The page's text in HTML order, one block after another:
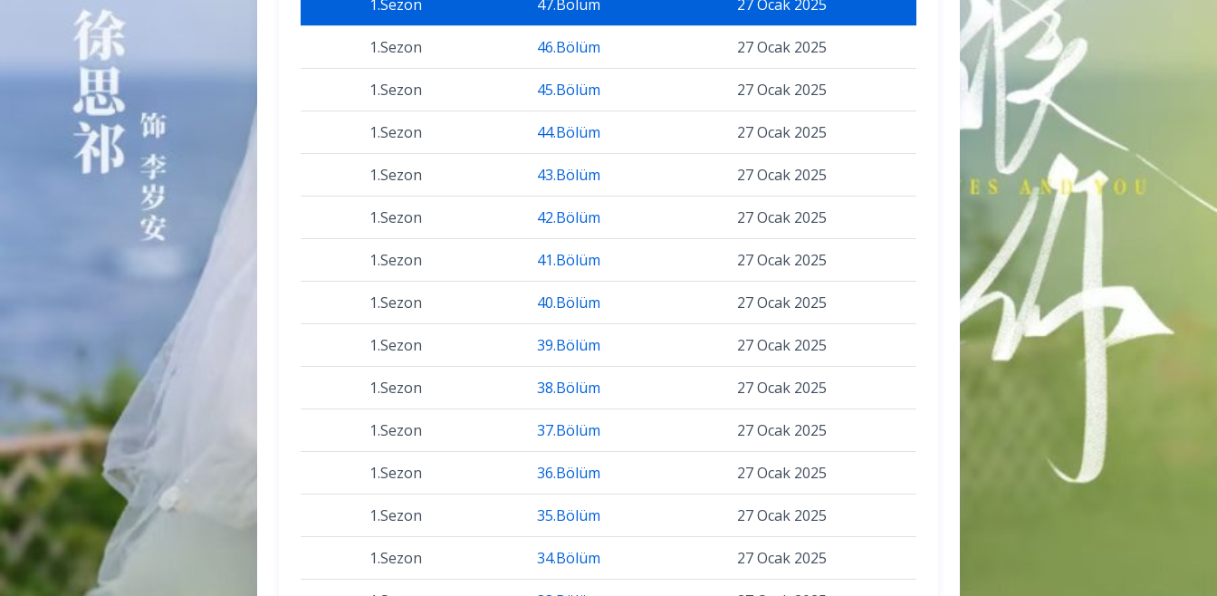
1.Sezon 47.Bölüm 27 Ocak 2025
1.Sezon 46.Bölüm 27 Ocak 2025
1.Sezon 45.Bölüm 27 Ocak 2025
1.Sezon 44.Bölüm 27 Ocak 2025
1.Sezon 43.Bölüm 27 Ocak 2025
1.Sezon 42.Bölüm 27 Ocak 2025
1.Sezon 41.Bölüm 27 Ocak 2025
1.Sezon 40.Bölüm 27 Ocak 2025
1.Sezon 39.Bölüm 27 Ocak 2025
1.Sezon 38.Bölüm 27 Ocak 2025
1.Sezon 37.Bölüm 27 Ocak 2025
1.Sezon 36.Bölüm 27 Ocak 2025
1.Sezon 35.Bölüm 27 Ocak 2025
1.Sezon 34.Bölüm 27 Ocak 2025